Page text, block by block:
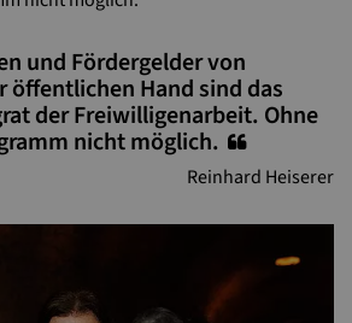
und Fördergelder von
öffentlichen Hand sind das
der Freiwilligenarbeit. Ohne
nicht möglich.
Reinhard Heiserer